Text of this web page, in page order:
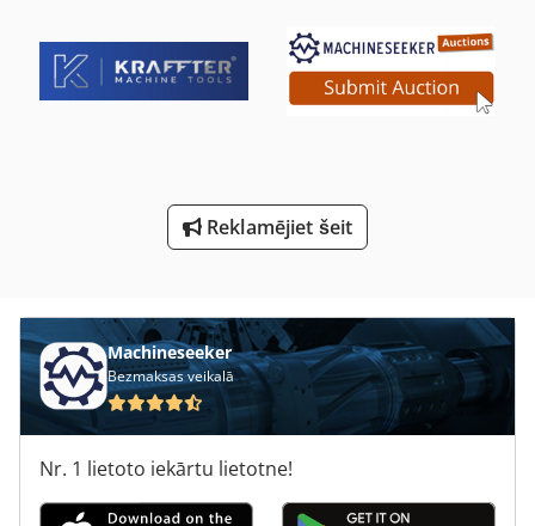
Svārsta Slīpēšanas Mašīna
Vārpstas Slīpēšanas Mašīna
Vārpstveida Slīpēšanas Mašīna
Reklamējiet šeit
Machineseeker
Bezmaksas veikalā
Nr. 1 lietoto iekārtu lietotne!